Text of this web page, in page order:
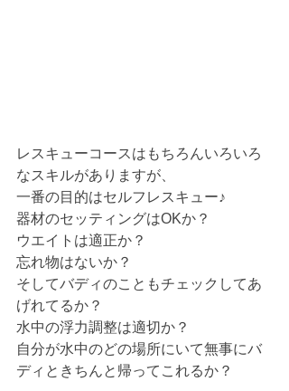
レスキューコースはもちろんいろいろ
なスキルがありますが、
一番の目的はセルフレスキュー♪
器材のセッティングはOKか？
ウエイトは適正か？
忘れ物はないか？
そしてバディのこともチェックしてあ
げれてるか？
水中の浮力調整は適切か？
自分が水中のどの場所にいて無事にバ
ディときちんと帰ってこれるか？